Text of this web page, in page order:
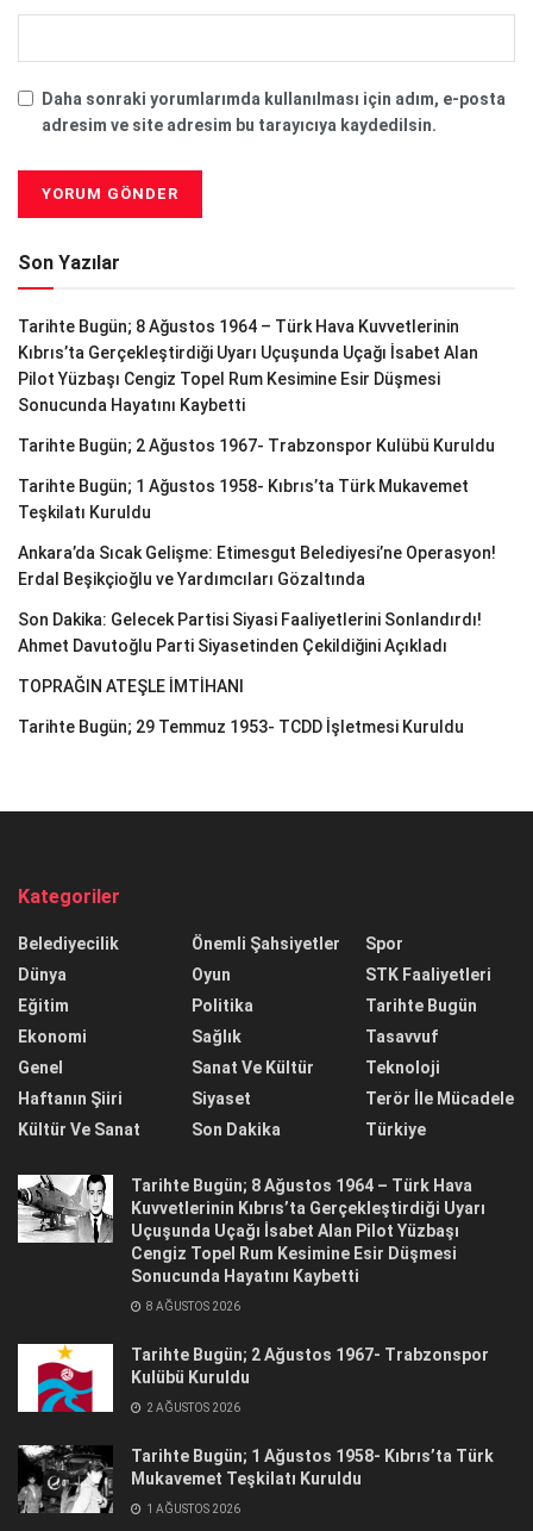
Daha sonraki yorumlarımda kullanılması için adım, e-posta
adresim ve site adresim bu tarayıcıya kaydedilsin.
Son Yazılar
Tarihte Bugün; 8 Ağustos 1964 – Türk Hava Kuvvetlerinin
Kıbrıs’ta Gerçekleştirdiği Uyarı Uçuşunda Uçağı İsabet Alan
Pilot Yüzbaşı Cengiz Topel Rum Kesimine Esir Düşmesi
Sonucunda Hayatını Kaybetti
Tarihte Bugün; 2 Ağustos 1967- Trabzonspor Kulübü Kuruldu
Tarihte Bugün; 1 Ağustos 1958- Kıbrıs’ta Türk Mukavemet
Teşkilatı Kuruldu
Ankara’da Sıcak Gelişme: Etimesgut Belediyesi’ne Operasyon!
Erdal Beşikçioğlu ve Yardımcıları Gözaltında
Son Dakika: Gelecek Partisi Siyasi Faaliyetlerini Sonlandırdı!
Ahmet Davutoğlu Parti Siyasetinden Çekildiğini Açıkladı
TOPRAĞIN ATEŞLE İMTİHANI
Tarihte Bugün; 29 Temmuz 1953- TCDD İşletmesi Kuruldu
Kategoriler
Belediyecilik
Dünya
Eğitim
Ekonomi
Genel
Haftanın Şiiri
Kültür Ve Sanat
Önemli Şahsiyetler
Oyun
Politika
Sağlık
Sanat Ve Kültür
Siyaset
Son Dakika
Spor
STK Faaliyetleri
Tarihte Bugün
Tasavvuf
Teknoloji
Terör İle Mücadele
Türkiye
Tarihte Bugün; 8 Ağustos 1964 – Türk Hava
Kuvvetlerinin Kıbrıs’ta Gerçekleştirdiği Uyarı
Uçuşunda Uçağı İsabet Alan Pilot Yüzbaşı
Cengiz Topel Rum Kesimine Esir Düşmesi
Sonucunda Hayatını Kaybetti
8 AĞUSTOS 2026
Tarihte Bugün; 2 Ağustos 1967- Trabzonspor
Kulübü Kuruldu
2 AĞUSTOS 2026
Tarihte Bugün; 1 Ağustos 1958- Kıbrıs’ta Türk
Mukavemet Teşkilatı Kuruldu
1 AĞUSTOS 2026